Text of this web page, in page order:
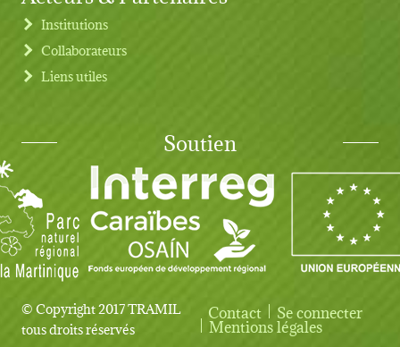
Institutions
Collaborateurs
Liens utiles
Soutien
© Copyright 2017 TRAMIL
tous droits réservés
User account menu
Contact Se connecter
Mentions légales